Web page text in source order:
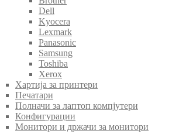
Dell
Kyocera
Lexmark
Panasonic
Samsung
Toshiba
Xerox
Хартија за принтери
Печатари
Полначи за лаптоп компјутери
Конфигурации
Монитори и држачи за монитори